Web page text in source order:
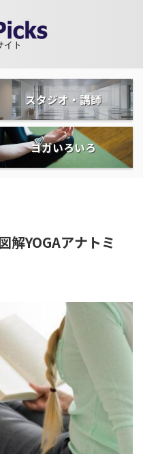
イト
スタジオ・講師
ヨガいろいろ
解YOGAアナトミ